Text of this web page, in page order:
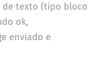
texto (tipo bloco
ok,
enviado e